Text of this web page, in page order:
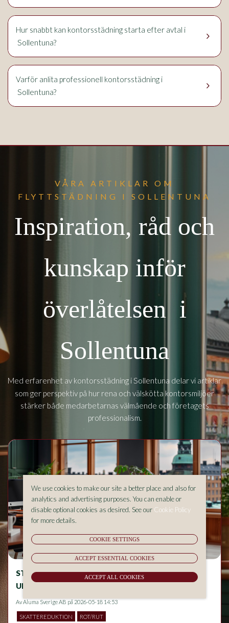
keyboard_arrow_right
Hur snabbt kan kontorsstädning starta efter avtal i
Sollentuna?
keyboard_arrow_right
Varför anlita professionell kontorsstädning i
Sollentuna?
VÅRA ARTIKLAR OM
FLYTTSTÄDNING I SOLLENTUNA
Inspiration, råd och
kunskap inför
överlåtelsen i
Sollentuna
Med erfarenhet av kontorsstädning iSollentuna delar vi artiklar
som ger perspektiv på hur rena och välskötta kontorsmiljöer
stärker både medarbetarnas välmående och företagets
professionalism.
STÄDNING OCH ALLERGIER – VAD BÖR DU
UNDVIKA I HEMMET?
AvAluma Sverige AB på 2026-05-18 14:53
SKATTEREDUKTION ROT/RUT
We use cookies to make our site a better place and also for
analytics and advertising purposes. You can enable or
disable optional cookies as desired. See our Cookie Policy
for more details.
COOKIE SETTINGS
ACCEPT ESSENTIAL COOKIES
ACCEPT ALL COOKIES